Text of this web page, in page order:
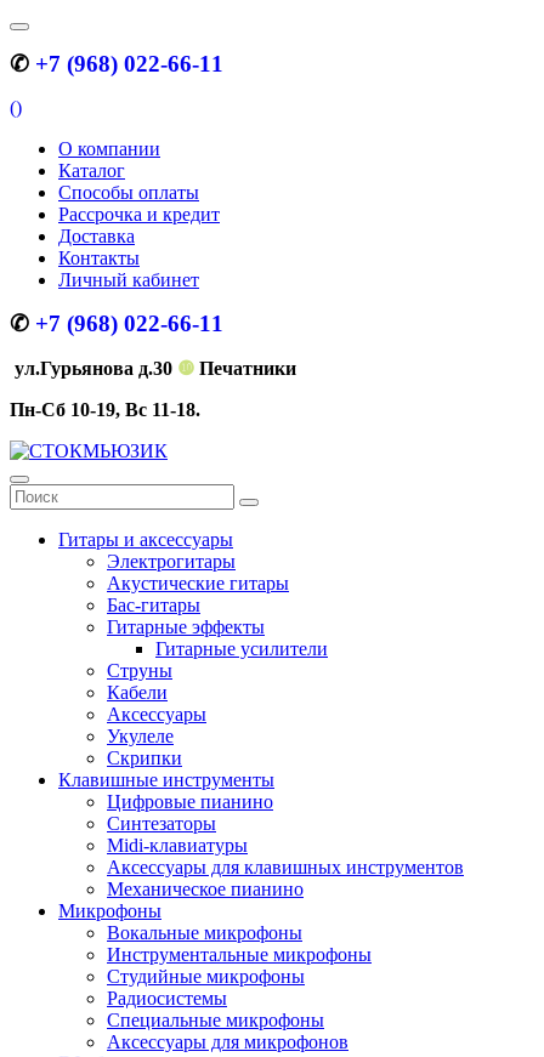
✆ +7 (968) 022-66-11
()
О компании
Каталог
Способы оплаты
Рассрочка и кредит
Доставка
Контакты
Личный кабинет
✆ +7 (968) 022-66-11
ул.Гурьянова д.30 ❿ Печатники
Пн-Сб 10-19, Вс 11-18.
Гитары и аксессуары
Электрогитары
Акустические гитары
Бас-гитары
Гитарные эффекты
Гитарные усилители
Струны
Кабели
Аксессуары
Укулеле
Скрипки
Клавишные инструменты
Цифровые пианино
Синтезаторы
Midi-клавиатуры
Аксессуары для клавишных инструментов
Механическое пианино
Микрофоны
Вокальные микрофоны
Инструментальные микрофоны
Студийные микрофоны
Радиосистемы
Специальные микрофоны
Аксессуары для микрофонов